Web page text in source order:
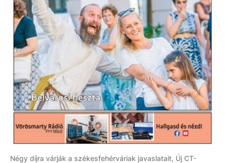
Négy díjra várják a székesfehérváriak javaslatait, Új CT-